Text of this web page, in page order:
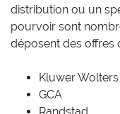
distribution ou un
pourvoir sont
déposent des offres
Kluwer Wolters
GCA
Randstad